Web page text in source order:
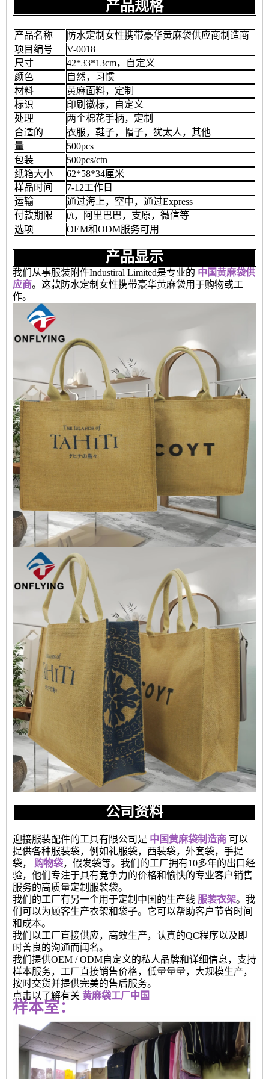
产品规格
产品名称
防水定制女性携带豪华黄麻袋供应商制造商
项目编号
V-0018
尺寸
42*33*13cm，自定义
颜色
自然，习惯
材料
黄麻面料，定制
标识
印刷徽标，自定义
处理
两个棉花手柄，定制
合适的
衣服，鞋子，帽子，犹太人，其他
量
500pcs
包装
500pcs/ctn
纸箱大小
62*58*34厘米
样品时间
7-12工作日
运输
通过海上，空中，通过Express
付款期限
t/t，阿里巴巴，支原，微信等
选项
OEM和ODM服务可用
产品显示
我们从事服装附件Industiral Limited是专业的 中国黄麻袋供
应商。这款防水定制女性携带豪华黄麻袋用于购物或工
作。
公司资料
迎接服装配件的工具有限公司是 中国黄麻袋制造商 可以
提供各种服装袋，例如礼服袋，西装袋，外套袋，手提
袋， 购物袋，假发袋等。我们的工厂拥有10多年的出口经
验，他们专注于具有竞争力的价格和愉快的专业客户销售
服务的高质量定制服装袋。
我们的工厂有另一个用于定制中国的生产线 服装衣架。我
们可以为顾客生产衣架和袋子。它可以帮助客户节省时间
和成本。
我们以工厂直接供应，高效生产，认真的QC程序以及即
时善良的沟通而闻名。
我们提供OEM / ODM自定义的私人品牌和详细信息，支持
样本服务，工厂直接销售价格，低量量量，大规模生产，
按时交货并提供完美的售后服务。
点击以了解有关 黄麻袋工厂中国
样本室：